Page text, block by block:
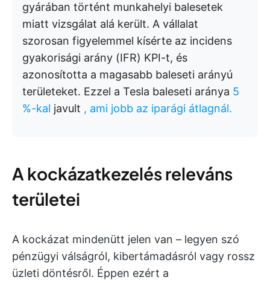
gyárában történt munkahelyi balesetek
miatt vizsgálat alá került. A vállalat
szorosan figyelemmel kísérte az incidens
gyakorisági arány (IFR) KPI-t, és
azonosította a magasabb baleseti arányú
területeket. Ezzel a Tesla baleseti aránya 5
%-kal javult , ami jobb az iparági átlagnál.
A kockázatkezelés releváns
területei
A kockázat mindenütt jelen van – legyen szó
pénzügyi válságról, kibertámadásról vagy rossz
üzleti döntésről. Éppen ezért a